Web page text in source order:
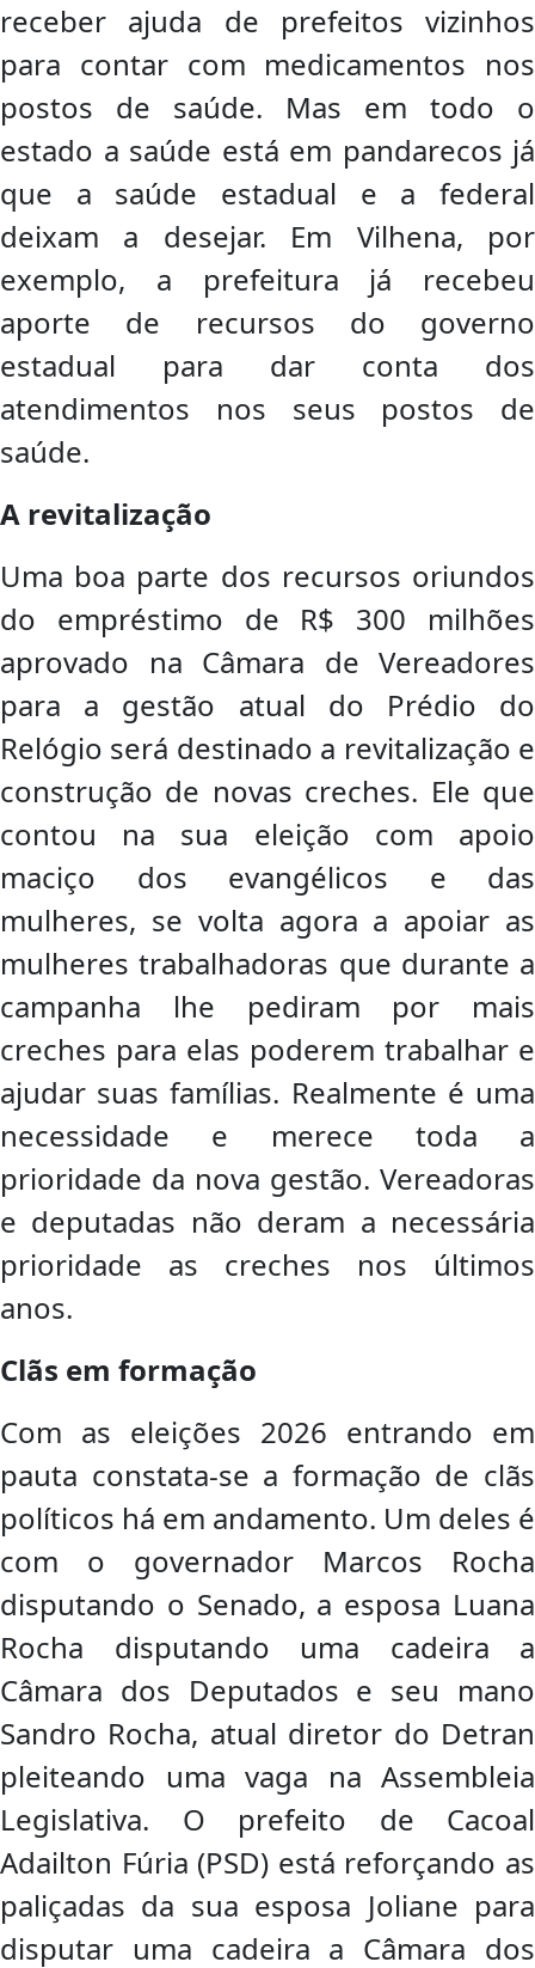
receber ajuda de prefeitos vizinhos
para contar com medicamentos nos
postos de saúde. Mas em todo o
estado a saúde está em pandarecos já
que a saúde estadual e a federal
deixam a desejar. Em Vilhena, por
exemplo, a prefeitura já recebeu
aporte de recursos do governo
estadual para dar conta dos
atendimentos nos seus postos de
saúde.
A revitalização
Uma boa parte dos recursos oriundos
do empréstimo de R$ 300 milhões
aprovado na Câmara de Vereadores
para a gestão atual do Prédio do
Relógio será destinado a revitalização e
construção de novas creches. Ele que
contou na sua eleição com apoio
maciço dos evangélicos e das
mulheres, se volta agora a apoiar as
mulheres trabalhadoras que durante a
campanha lhe pediram por mais
creches para elas poderem trabalhar e
ajudar suas famílias. Realmente é uma
necessidade e merece toda a
prioridade da nova gestão. Vereadoras
e deputadas não deram a necessária
prioridade as creches nos últimos
anos.
Clãs em formação
Com as eleições 2026 entrando em
pauta constata-se a formação de clãs
políticos há em andamento. Um deles é
com o governador Marcos Rocha
disputando o Senado, a esposa Luana
Rocha disputando uma cadeira a
Câmara dos Deputados e seu mano
Sandro Rocha, atual diretor do Detran
pleiteando uma vaga na Assembleia
Legislativa. O prefeito de Cacoal
Adailton Fúria (PSD) está reforçando as
paliçadas da sua esposa Joliane para
disputar uma cadeira a Câmara dos